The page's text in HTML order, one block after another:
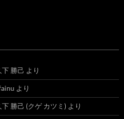
下 勝己 より
より
下 勝己 (クゲ カツミ) より